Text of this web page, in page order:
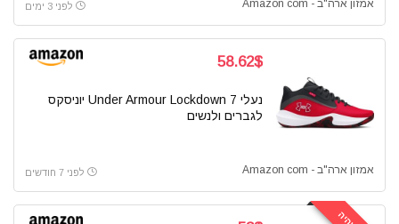
אמזון ארה"ב - Amazon com לפני 3 ימים
58.62$
נעלי Under Armour Lockdown 7 יוניסקס
לגברים ולנשים
אמזון ארה"ב - Amazon com לפני 7 חודשים